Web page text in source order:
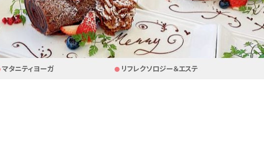
マタニティヨーガ リフレクソロジー＆エステ